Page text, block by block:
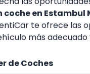
en Estambul
te ofrece
más
de Coches